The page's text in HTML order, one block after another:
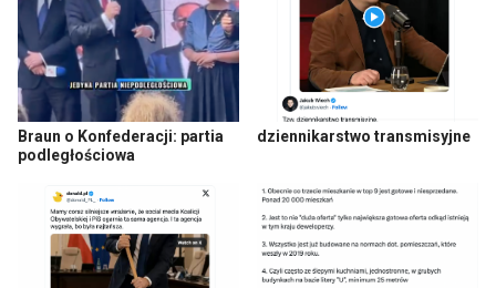
Braun o Konfederacji: partia
podległościowa
dziennikarstwo transmisyjne